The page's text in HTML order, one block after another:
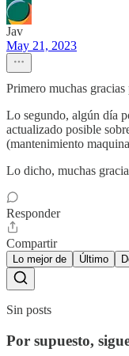
Jav
May 21, 2023
Primero muchas
Lo segundo, algún día
actualizado posible
(mantenimiento
Lo dicho, muchas
Responder
Compartir
Lo mejor de Último
Sin posts
Por supuesto,